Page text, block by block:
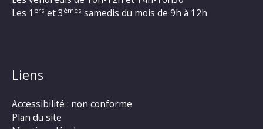
Les 1 ers et 3 èmes samedis du mois de 9h à 12h
Liens
Accessibilité : non conforme
Plan du site